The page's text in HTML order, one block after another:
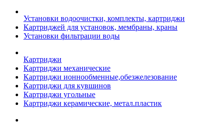
Установки водоочистки, комплекты, картриджи
Картриджей для установок, мембраны, краны
Установки фильтрации воды
Картриджи
Картриджи механические
Картриджи ионнообменные,обезжелезование
Картриджи для кувшинов
Картриджи угольные
Картриджи керамические, метал.пластик